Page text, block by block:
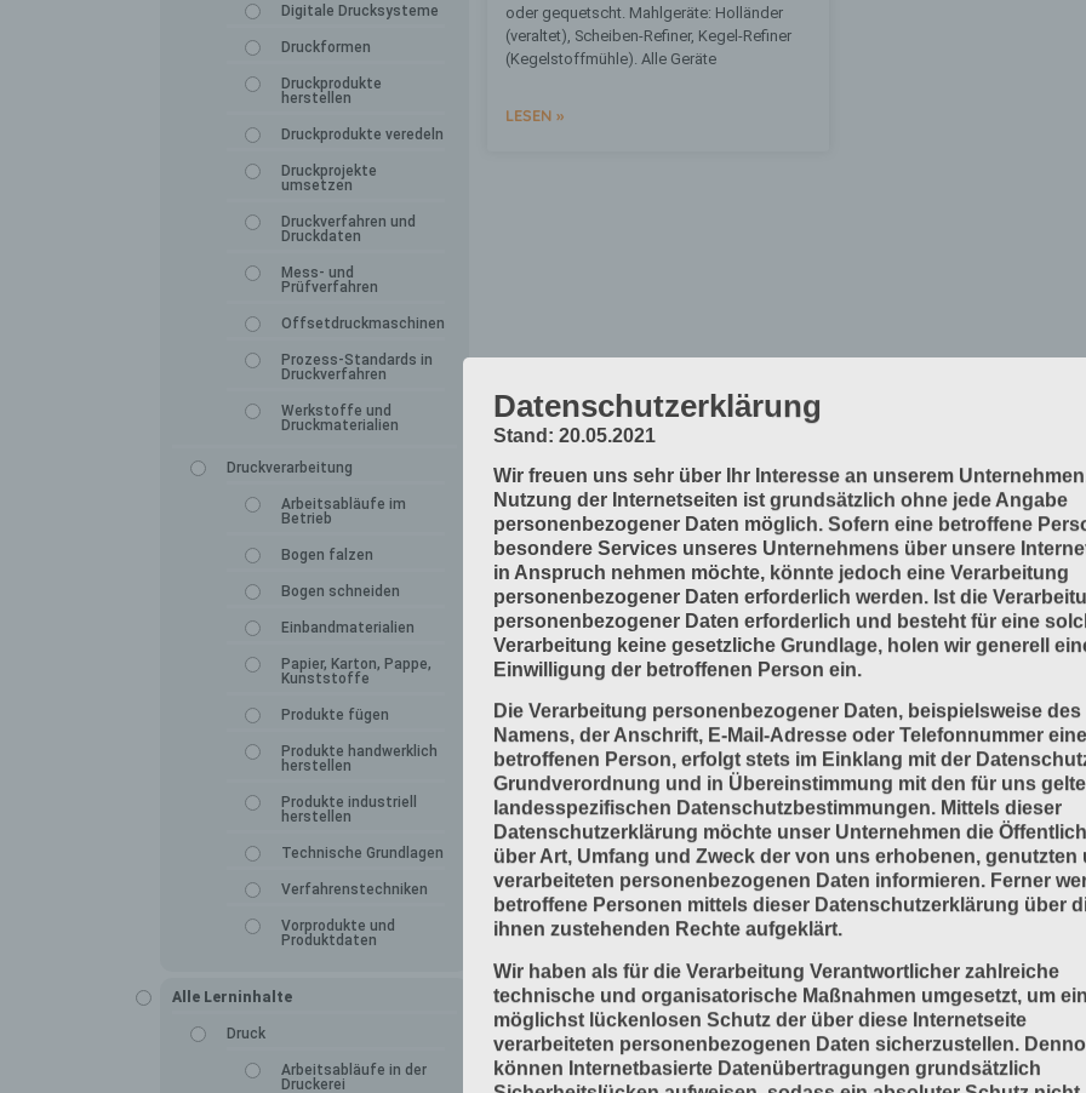
Digitale Drucksysteme
Druckformen
Druckprodukte
herstellen
Druckprodukte veredeln
Druckprojekte
umsetzen
Druckverfahren und
Druckdaten
Mess- und
Prüfverfahren
Offsetdruckmaschinen
Prozess-Standards in
Druckverfahren
Werkstoffe und
Druckmaterialien
Druckverarbeitung
Arbeitsabläufe im
Betrieb
Bogen falzen
Bogen schneiden
Einbandmaterialien
Papier, Karton, Pappe,
Kunststoffe
Produkte fügen
Produkte handwerklich
herstellen
Produkte industriell
herstellen
Technische Grundlagen
Verfahrenstechniken
Vorprodukte und
Produktdaten
Alle Lerninhalte
Druck
Arbeitsabläufe in der
Druckerei
oder gequetscht. Mahlgeräte: Holländer
(veraltet), Scheiben-Refiner, Kegel-Refiner
(Kegelstoffmühle). Alle Geräte
LESEN »
Datenschutzerklärung
Stand: 20.05.2021
Wir freuen uns sehr über Ihr Interesse an unserem
Nutzung der Internetseiten ist grundsätzlich ohne jede Angabe
personenbezogener Daten möglich. Sofern eine betroffene
besondere Services unseres Unternehmens über unsere
in Anspruch nehmen möchte, könnte jedoch eine Verarbeitung
personenbezogener Daten erforderlich werden. Ist die
personenbezogener Daten erforderlich und besteht für eine
Verarbeitung keine gesetzliche Grundlage, holen wir generell
Einwilligung der betroffenen Person ein.
Die Verarbeitung personenbezogener Daten, beispielsweise des
Namens, der Anschrift, E-Mail-Adresse oder Telefonnummer
betroffenen Person, erfolgt stets im Einklang mit der
Grundverordnung und in Übereinstimmung mit den für uns
landesspezifischen Datenschutzbestimmungen. Mittels dieser
Datenschutzerklärung möchte unser Unternehmen die
über Art, Umfang und Zweck der von uns erhobenen, genutzten
verarbeiteten personenbezogenen Daten informieren. Ferner
betroffene Personen mittels dieser Datenschutzerklärung über
ihnen zustehenden Rechte aufgeklärt.
Wir haben als für die Verarbeitung Verantwortlicher zahlreiche
technische und organisatorische Maßnahmen umgesetzt, um
möglichst lückenlosen Schutz der über diese Internetseite
verarbeiteten personenbezogenen Daten sicherzustellen.
können Internetbasierte Datenübertragungen grundsätzlich